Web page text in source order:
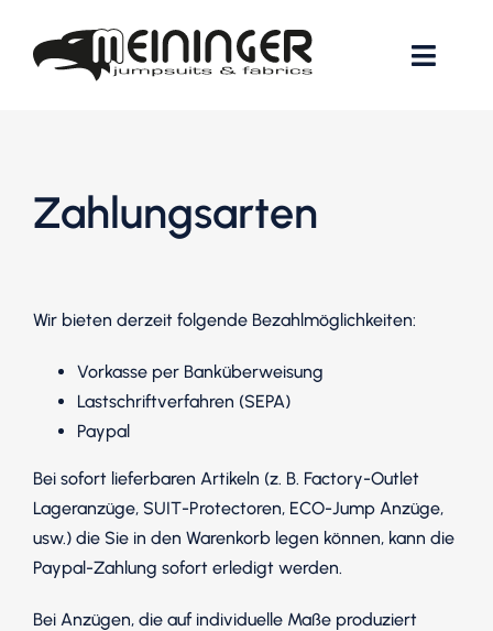
Inhalt
springen
Showroom
Kontakt
Warenkorb
Zahlungsarten
Wir bieten derzeit folgende Bezahlmöglichkeiten:
Vorkasse per Banküberweisung
Lastschriftverfahren (SEPA)
Paypal
Bei sofort lieferbaren Artikeln (z. B. Factory-Outlet
Lageranzüge, SUIT-Protectoren, ECO-Jump Anzüge,
usw.) die Sie in den Warenkorb legen können, kann die
Paypal-Zahlung sofort erledigt werden.
Bei Anzügen, die auf individuelle Maße produziert